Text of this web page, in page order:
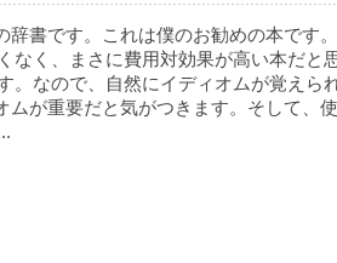
書です。これは僕のお勧めの本です。
なく、まさに費用対効果が高い本だと
。なので、自然にイディオムが覚えら
が重要だと気がつきます。そして、